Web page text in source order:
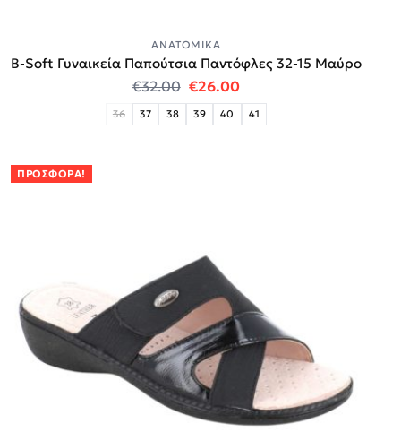
ΑΝΑΤΟΜΙΚΆ
B-Soft Γυναικεία Παπούτσια Παντόφλες 32-15 Μαύρο
€32.00 Original price was: €32.00.
€26.00Η τρέχουσα τιμή
36 37 38 39 40 41
ΠΡΟΣΦΟΡΆ!